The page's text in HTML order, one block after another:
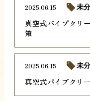
真空式パイプクリ
策
2025.06.15 未
真空式パイプクリ
2025.06.15 未